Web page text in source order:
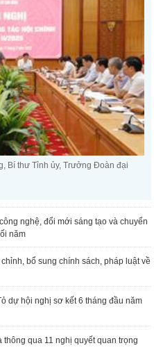
Bí thư Tỉnh ủy, Trưởng Đoàn đại
nghệ, đổi mới sáng tạo và chuyển
năm
bổ sung chính sách, pháp luật về
dự hội nghị sơ kết 6 tháng đầu năm
qua 11 nghị quyết quan trọng